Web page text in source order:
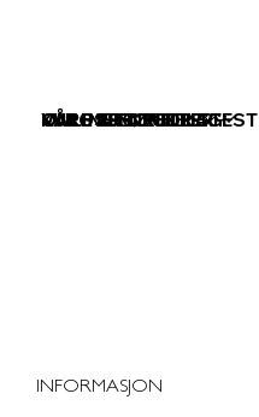
INFORMASJON
VÅRE TJENESTER
VÅRE PRODUKTER
KURS & FOREDRAG
OM OSS
ONLINE HØRSELSTEST